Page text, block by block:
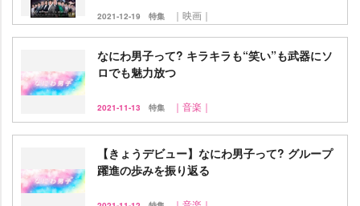
2021-12-19 特集 ｜映画｜
なにわ男子って? キラキラも“笑い”も武器にソ
ロでも魅力放つ
2021-11-13 特集 ｜音楽｜
【きょうデビュー】なにわ男子って? グループ
躍進の歩みを振り返る